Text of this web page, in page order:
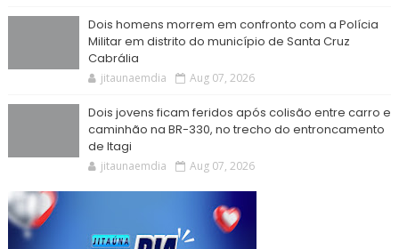
Dois homens morrem em confronto com a Polícia
Militar em distrito do município de Santa Cruz
Cabrália
jitaunaemdia Aug 07, 2026
Dois jovens ficam feridos após colisão entre carro e
caminhão na BR-330, no trecho do entroncamento
de Itagi
jitaunaemdia Aug 07, 2026